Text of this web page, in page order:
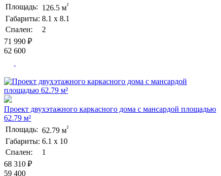
Площадь: 126.5 м²
Габариты: 8.1 х 8.1
Спален:
2
71 990 ₽
62 600
Проект двухэтажного каркасного дома с мансардой площадью
62.79 м²
Площадь: 62.79 м²
Габариты: 6.1 х 10
Спален:
1
68 310 ₽
59 400